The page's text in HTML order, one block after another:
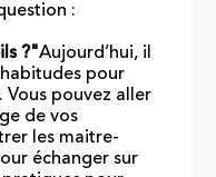
:
?"Aujourd’hui, il
pour
Vous pouvez aller
de vos
les maitre-
échanger sur